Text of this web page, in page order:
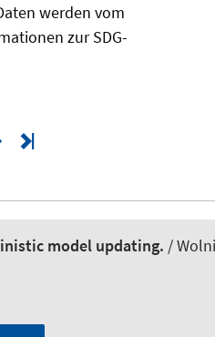
werden vom
zur SDG-
model updating. /